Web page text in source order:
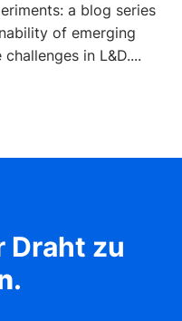
a blog series
of emerging
in L&D....
Draht zu
.